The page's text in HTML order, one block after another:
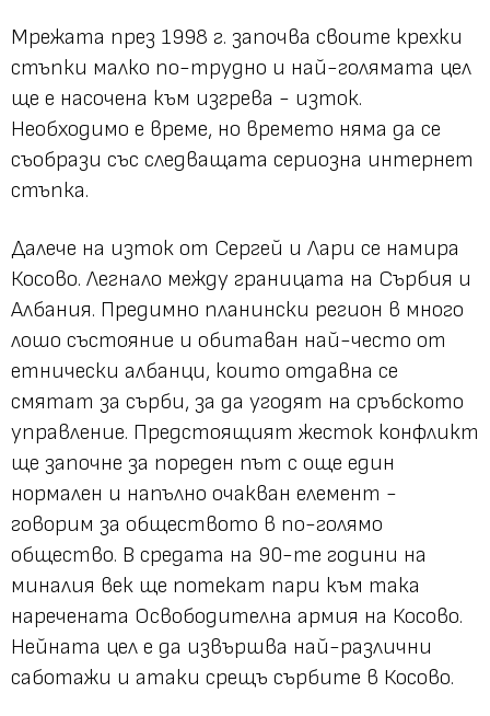
Мрежата през 1998 г. започва своите крехки
стъпки малко по-трудно и най-голямата цел
ще е насочена към изгрева - изток.
Необходимо е време, но времето няма да се
съобрази със следващата сериозна интернет
стъпка.
Далече на изток от Сергей и Лари се намира
Косово. Легнало между границата на Сърбия и
Албания. Предимно планински регион в много
лошо състояние и обитаван най-често от
етнически албанци, които отдавна се
смятат за сърби, за да угодят на сръбското
управление. Предстоящият жесток конфликт
ще започне за пореден път с още един
нормален и напълно очакван елемент -
говорим за обществото в по-голямо
общество. В средата на 90-те години на
миналия век ще потекат пари към така
наречената Освободителна армия на Косово.
Нейната цел е да извършва най-различни
саботажи и атаки срещъ сърбите в Косово.